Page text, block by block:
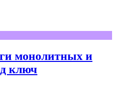
монолитных и
ключ